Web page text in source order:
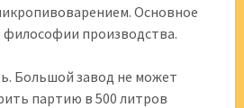
Основное
философии производства.
Большой завод не может
партию в 500 литров